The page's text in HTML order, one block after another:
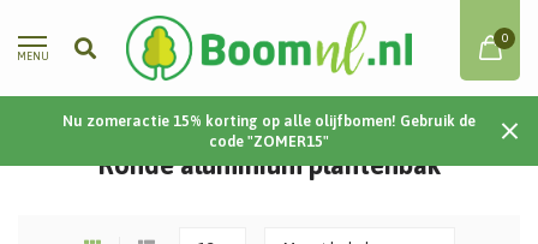
MENU
0
Nu zomeractie 15% korting op alle olijfbomen! Gebruik de
code "ZOMER15"
Home / Plantenbakken / Aluminium / Rond
Ronde aluminium plantenbak